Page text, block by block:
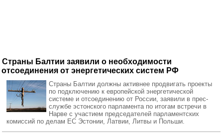
Страны Балтии заявили о необходимости
отсоединения от энергетических систем РФ
Страны Балтии должны активнее продвигать проекты
по подключению к европейской энергетической
системе и отсоединению от России, заявили в прес-
службе эстонского парламента по итогам встречи в
Нарве с участием председателей парламентских
комиссий по делам ЕС Эстонии, Латвии, Литвы и Польши.